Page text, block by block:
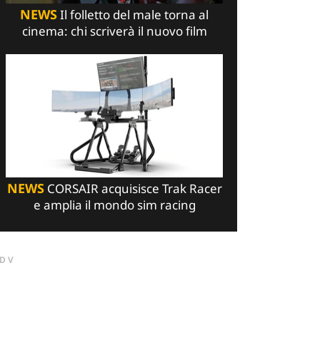
NEWSIl folletto del male torna al
cinema: chi scriverà il nuovo film
NEWSCORSAIR acquisisce Trak Racer
e amplia il mondo sim racing